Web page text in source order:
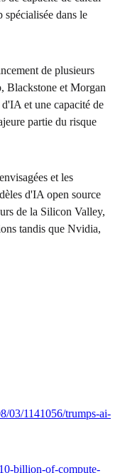
dans le
de plusieurs
Blackstone et Morgan
et une capacité de
partie du risque
et les
d'IA open source
de la Silicon Valley,
tandis que Nvidia,
03/1141056/trumps-ai-
billion-of-compute-